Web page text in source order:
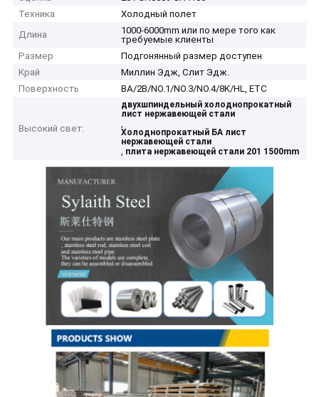
Техника
Холодный полет
Длина
1000-6000mm или по мере того как
требуемые клиенты
Размер
Подгонянный размер доступен
Край
Миллин Эдж, Слит Эдж.
Поверхность
BA/2B/NO.1/NO.3/NO.4/8K/HL, ETC
Высокий свет:
двухшпиндельный холоднопрокатный
лист нержавеющей стали
,
Холоднопрокатный БА лист
нержавеющей стали
, плита нержавеющей стали 201 1500mm